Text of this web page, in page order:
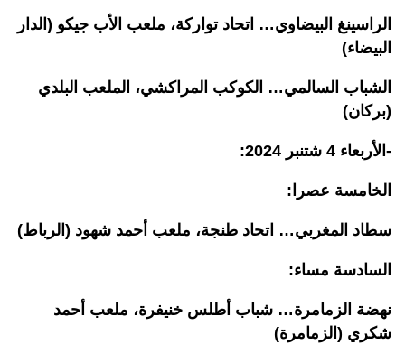
الراسينغ البيضاوي… اتحاد تواركة، ملعب الأب جيكو (الدار
البيضاء)
الشباب السالمي… الكوكب المراكشي، الملعب البلدي
(بركان)
-الأربعاء 4 شتنبر 2024:
الخامسة عصرا:
سطاد المغربي… اتحاد طنجة، ملعب أحمد شهود (الرباط)
السادسة مساء:
نهضة الزمامرة… شباب أطلس خنيفرة، ملعب أحمد
شكري (الزمامرة)